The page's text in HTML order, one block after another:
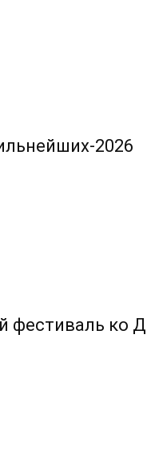
2026
фестиваль ко